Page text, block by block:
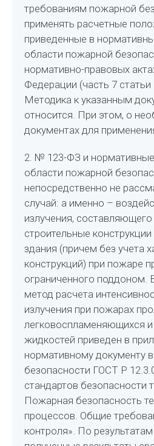
требованиям пожарной
применять расчетные
приведенные в
области пожарной
нормативно-правовых
Федерации (часть 7
Методика к указанным
относится. При этом, о
документах для
2. № 123-ФЗ и
области пожарной
непосредственно не
случай: а именно –
излучения,
строительные
здания (причем без учета
конструкций) при пожаре
ограниченного поддоном.
метод расчета
излучения при пожарах
легковоспламеняющихся
жидкостей приведен в
нормативному документу
безопасности ГОСТ Р
стандартов безопасности
Пожарная безопасность
процессов. Общие
контроля». По